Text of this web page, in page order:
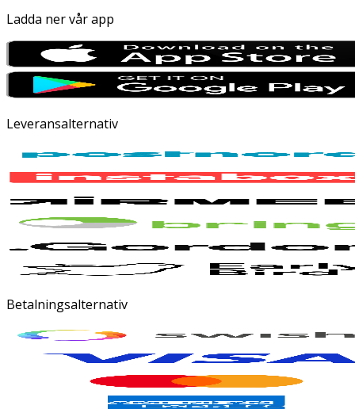
Ladda ner vår app
Leveransalternativ
Betalningsalternativ